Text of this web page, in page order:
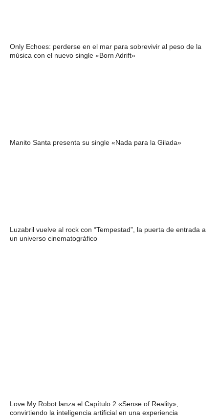
Only Echoes: perderse en el mar para sobrevivir al peso de la
música con el nuevo single «Born Adrift»
Manito Santa presenta su single «Nada para la Gilada»
Luzabril vuelve al rock con “Tempestad”, la puerta de entrada a
un universo cinematográfico
Love My Robot lanza el Capítulo 2 «Sense of Reality»,
convirtiendo la inteligencia artificial en una experiencia